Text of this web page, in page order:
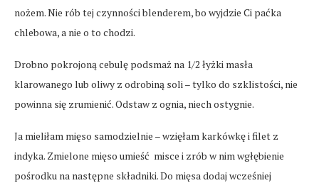
nożem. Nie rób tej czynności blenderem, bo wyjdzie Ci paćka
chlebowa, a nie o to chodzi.
Drobno pokrojoną cebulę podsmaż na 1/2 łyżki masła
klarowanego lub oliwy z odrobiną soli – tylko do szklistości, nie
powinna się zrumienić. Odstaw z ognia, niech ostygnie.
Ja mieliłam mięso samodzielnie – wzięłam karkówkę i filet z
indyka. Zmielone mięso umieść misce i zrób w nim wgłębienie
pośrodku na następne składniki. Do mięsa dodaj wcześniej